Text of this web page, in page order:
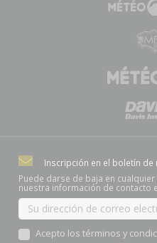
Inscripción en el boletín de
Puede darse de baja en
nuestra información de contacto
Acepto los términos y